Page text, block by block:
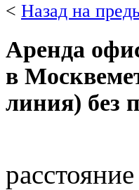
< Назад на
Аренда
в Москве
линия) без